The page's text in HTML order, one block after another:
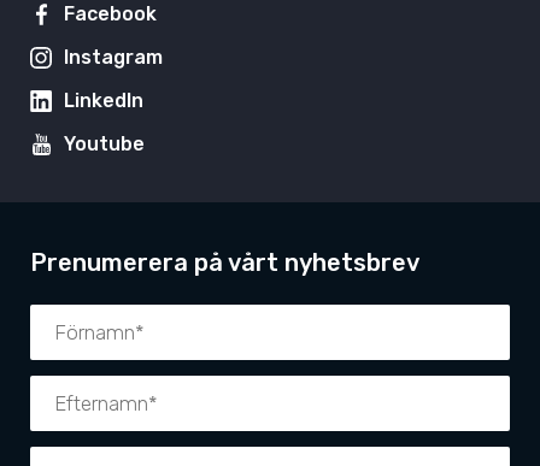
Facebook
Instagram
LinkedIn
Youtube
Prenumerera på vårt nyhetsbrev